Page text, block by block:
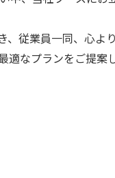
従業員一同、心よ
なプランをご提案